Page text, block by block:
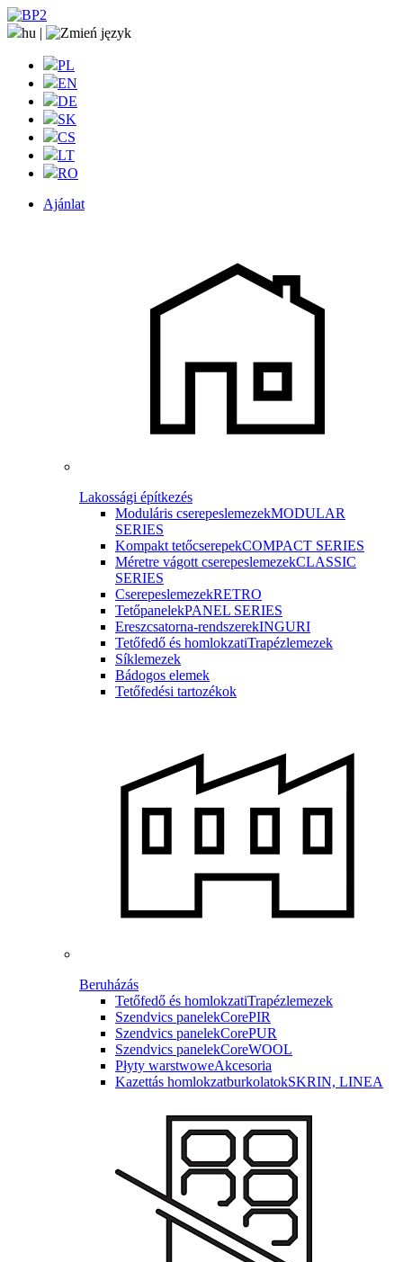
hu |
PL
EN
DE
SK
CS
LT
RO
Ajánlat
Lakossági építkezés
Moduláris cserepeslemezekMODULAR
SERIES
Kompakt tetőcserepekCOMPACT SERIES
Méretre vágott cserepeslemezekCLASSIC
SERIES
CserepeslemezekRETRO
TetőpanelekPANEL SERIES
Ereszcsatorna-rendszerekINGURI
Tetőfedő és homlokzatiTrapézlemezek
Síklemezek
Bádogos elemek
Tetőfedési tartozékok
Beruházás
Tetőfedő és homlokzatiTrapézlemezek
Szendvics panelekCorePIR
Szendvics panelekCorePUR
Szendvics panelekCoreWOOL
Płyty warstwoweAkcesoria
Kazettás homlokzatburkolatokSKRIN, LINEA